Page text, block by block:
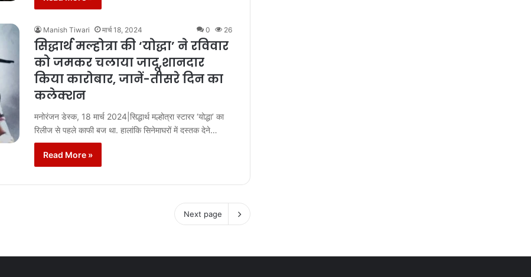
Manish Tiwari मार्च 18, 2024 0 26
सिद्धार्थ मल्होत्रा की ‘योद्धा’ ने रविवार
को जमकर चलाया जादू,शानदार
किया कारोबार, जानें-तीसरे दिन का
कलेक्शन
मनोरंजन डेस्क, 18 मार्च 2024|सिद्धार्थ मल्होत्रा स्टारर ‘योद्धा’ का
रिलीज से पहले काफी बज था. हालांकि सिनेमाघरों में दस्तक देने…
Read More »
Next page